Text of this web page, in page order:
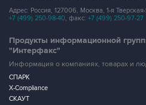
Адрес: Россия, 127006, Москва, 1-я
+7 (499) 250-98-40, факс: +7 (499) 250-97-27
Продукты информационной
"Интерфакс"
Информация о компаниях, товарах и
СПАРК
X-Compliance
СКАУТ